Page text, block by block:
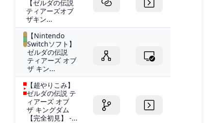
【ゼルダの伝説
ティアーズオブ
ザキン...
【Nintendo
Switchソフト】
ゼルダの伝説
ティアーズ オブ
ザ キン...
【超やりこみ】
ゼルダの伝説 テ
ィアーズ オブ
ザ キングダム
【完全初見】 -...